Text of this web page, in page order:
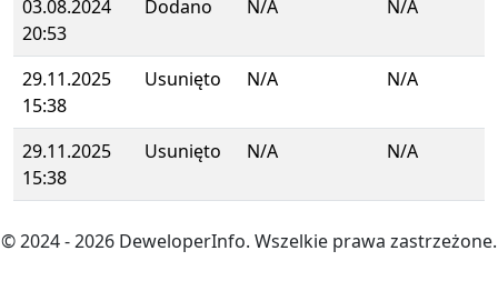
03.08.2024
20:53
Dodano N/A N/A
29.11.2025
15:38
Usunięto N/A N/A
29.11.2025
15:38
Usunięto N/A N/A
© 2024- 2026 DeweloperInfo. Wszelkie prawa zastrzeżone.